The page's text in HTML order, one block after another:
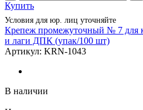
Купить
Условия для юр. лиц уточняйте
Крепеж промежуточный № 7 для
и лаги ДПК (упак/100 шт)
Артикул: KRN-1043
В наличии